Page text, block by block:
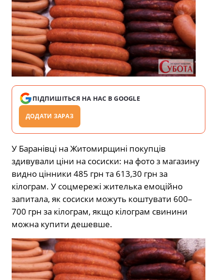
ПІДПИШІТЬСЯ НА НАС В GOOGLE
ДОДАТИ ЗАРАЗ
У Баранівці на Житомирщині покупців
здивували ціни на сосиски: на фото з магазину
видно цінники 485 грн та 613,30 грн за
кілограм. У соцмережі жителька емоційно
запитала, як сосиски можуть коштувати 600–
700 грн за кілограм, якщо кілограм свинини
можна купити дешевше.